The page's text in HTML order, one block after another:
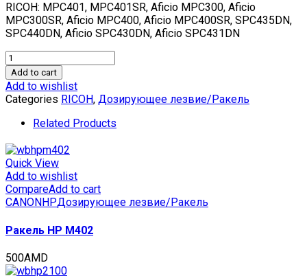
RICOH: MPC401, MPC401SR, Aficio MPC300, Aficio
MPC300SR, Aficio MPC400, Aficio MPC400SR, SPC435DN,
SPC440DN, Aficio SPC430DN, Aficio SPC431DN
Ракель
для
RICOH
MPC401,
Aficio
MPC300/400/430DN/431DN/435DN/440DN
CET6853
quantity
Add to cart
Add to wishlist
Categories RICOH, Дозирующее лезвие/Ракель
Related Products
Quick View
Add to wishlist
CompareAdd to cart
CANON HPДозирующее лезвие/Ракель
Ракель HP M402
500AMD